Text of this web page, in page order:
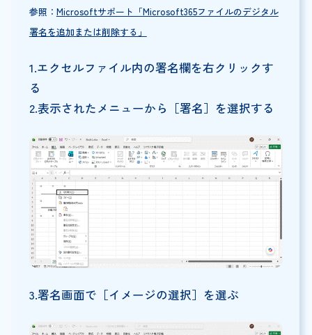
参照： Microsoftサポート「Microsoft365ファイルのデジタル
署名を追加または削除する」
1.エクセルファイル内の署名欄を右クリックす
る
2.表示されたメニューから［署名］を選択する
3.署名画面で［イメージの選択］を選ぶ